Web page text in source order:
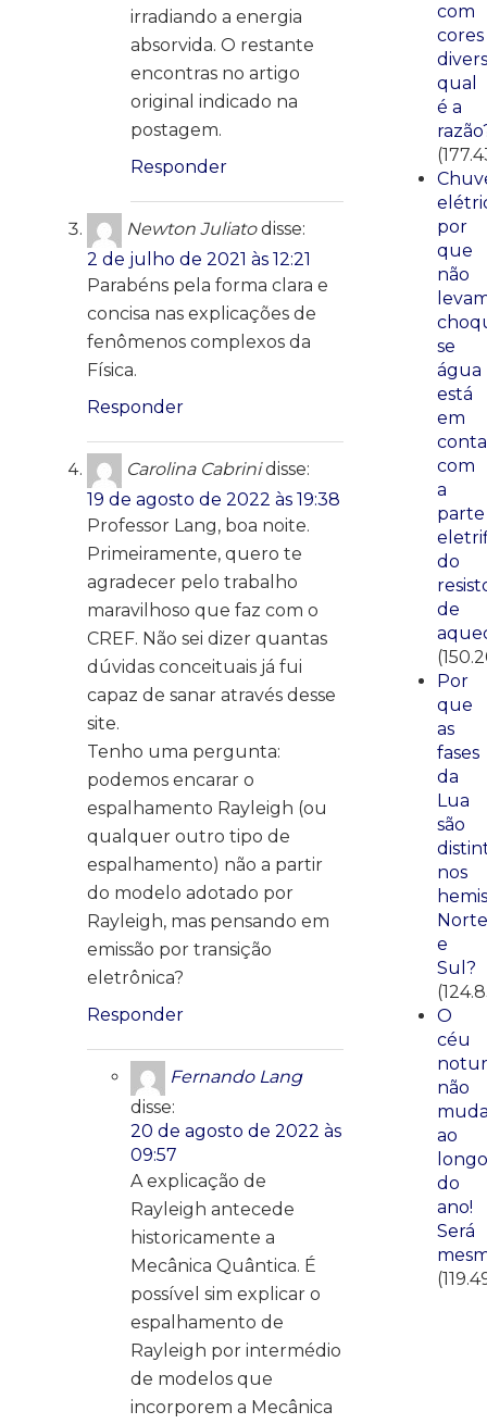
irradiando a energia
absorvida. O restante
encontras no artigo
original indicado na
postagem.
Responder
Newton Juliato disse:
2 de julho de 2021 às 12:21
Parabéns pela forma clara e
concisa nas explicações de
fenômenos complexos da
Física.
Responder
Carolina Cabrini disse:
19 de agosto de 2022 às 19:38
Professor Lang, boa noite.
Primeiramente, quero te
agradecer pelo trabalho
maravilhoso que faz com o
CREF. Não sei dizer quantas
dúvidas conceituais já fui
capaz de sanar através desse
site.
Tenho uma pergunta:
podemos encarar o
espalhamento Rayleigh (ou
qualquer outro tipo de
espalhamento) não a partir
do modelo adotado por
Rayleigh, mas pensando em
emissão por transição
eletrônica?
Responder
Fernando Lang
disse:
20 de agosto de 2022 às
09:57
A explicação de
Rayleigh antecede
historicamente a
Mecânica Quântica. É
possível sim explicar o
espalhamento de
Rayleigh por intermédio
de modelos que
incorporem a Mecânica
com
cores
qual
é a
por
que
não
se
água
está
em
com
a
parte
do
de
Por
que
as
fases
da
Lua
são
nos
Norte
e
Sul?
O
céu
não
ao
longo
do
ano!
Será